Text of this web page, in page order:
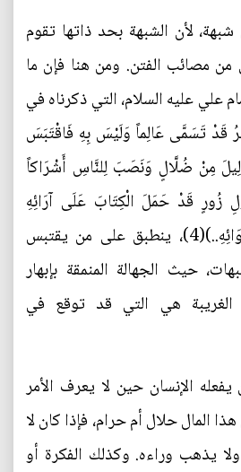
لأن الشبهة بحد ذاتها تقوم
من مصائب الفتن. ومن هنا فإن ما
علي عليه السلام، التي ذكرناه في
قَدْ تَسَمَّى عَالِماً وَلَيْسَ بِهِ فَاقْتَبَسَ
مِنْ ضُلَّالٍ وَنَصَبَ لِلنَّاسِ أَشْرَاكاً
زُورٍ قَدْ حَمَلَ الْكِتَابَ عَلَى آرَائِهِ
وَعَطَفَ الْحَقَّ عَلَى أَهْوَائِهِ..)(4)، ينطبق على من يقتبس
حيث الجهالة المنمقة بإبهار
الغريبة هي التي قد توقع في
الإنسان حين لا يعرف الأمر
المال حلال أم حرام، فإذا كان لا
يذهب وراءه. وكذلك الفكرة أو